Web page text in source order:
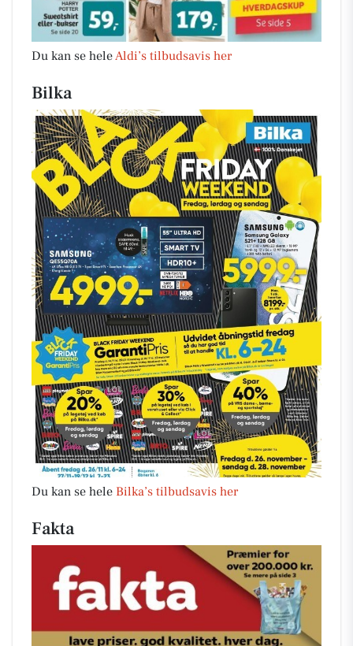
Du kan se heleAldi’s tilbudsavis her
Bilka
Du kan se hele Bilka’s tilbudsavis her
Fakta